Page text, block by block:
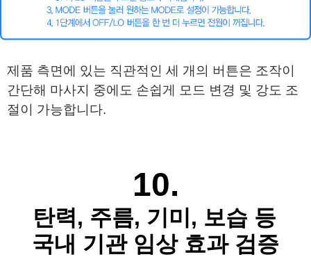
제품 측면에 있는 직관적인 세 개의 버튼은 조작이
간단해 마사지 중에도 손쉽게 모드 변경 및 강도 조
절이 가능합니다.
10.
탄력, 주름, 기미, 보습 등
국내 기관 임상 효과 검증